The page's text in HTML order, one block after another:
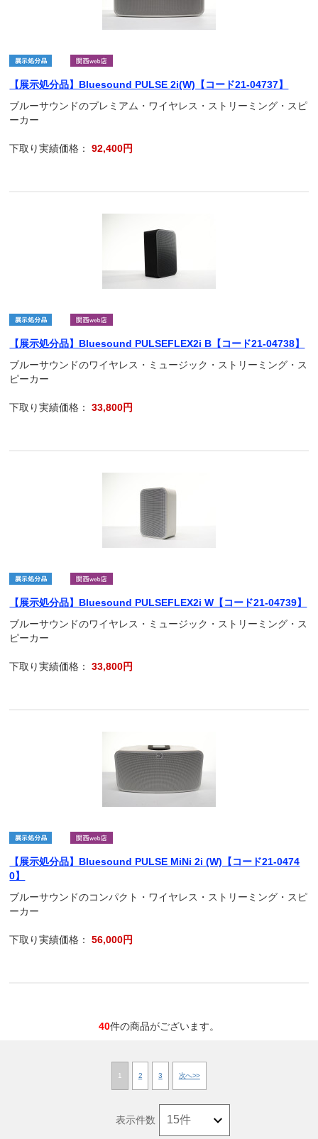
【展示処分品】Bluesound PULSE 2i(W)【コード21-04737】
ブルーサウンドのプレミアム・ワイヤレス・ストリーミング・スピ
ーカー
下取り実績価格：92,400円
【展示処分品】Bluesound PULSEFLEX2i B【コード21-04738】
ブルーサウンドのワイヤレス・ミュージック・ストリーミング・ス
ピーカー
下取り実績価格：33,800円
【展示処分品】Bluesound PULSEFLEX2i W【コード21-04739】
ブルーサウンドのワイヤレス・ミュージック・ストリーミング・ス
ピーカー
下取り実績価格：33,800円
【展示処分品】Bluesound PULSE MiNi 2i (W)【コード21-0474
0】
ブルーサウンドのコンパクト・ワイヤレス・ストリーミング・スピ
ーカー
下取り実績価格：56,000円
40件の商品がございます。
1 2 3 次へ>>
表示件数